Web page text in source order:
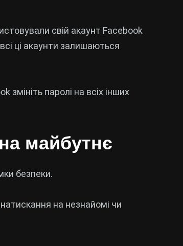
свій акаунт Facebook
ці акаунти залишаються
змініть паролі на всіх інших
майбутнє
безпеки.
на незнайомі чи